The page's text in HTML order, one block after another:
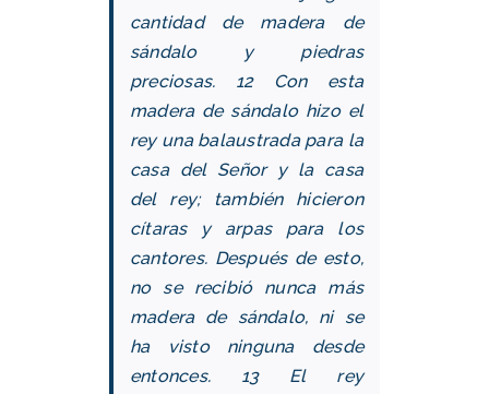
cantidad de madera de
sándalo y piedras
preciosas. 12 Con esta
madera de sándalo hizo el
rey una balaustrada para la
casa del Señor y la casa
del rey; también hicieron
cítaras y arpas para los
cantores. Después de esto,
no se recibió nunca más
madera de sándalo, ni se
ha visto ninguna desde
entonces. 13 El rey